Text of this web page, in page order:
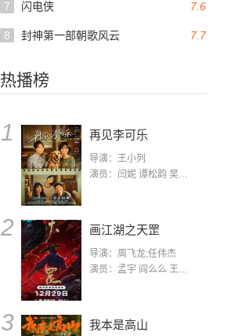
7.6
7 闪电侠
7.7
8 封神第一部朝歌风云
热播榜
1 再见李可乐
导演：王小列
演员：闫妮 谭松韵 吴京 蒋龙 赵小棠 冯雷 李虎城 平安 小七 小可乐
2 画江湖之天罡
导演：周飞龙;任伟杰
演员：孟宇 阎么么 王凯 郭政建 阎萌萌 杨默 高枫 齐斯伽 刘芊含 马程
3 我本是高山